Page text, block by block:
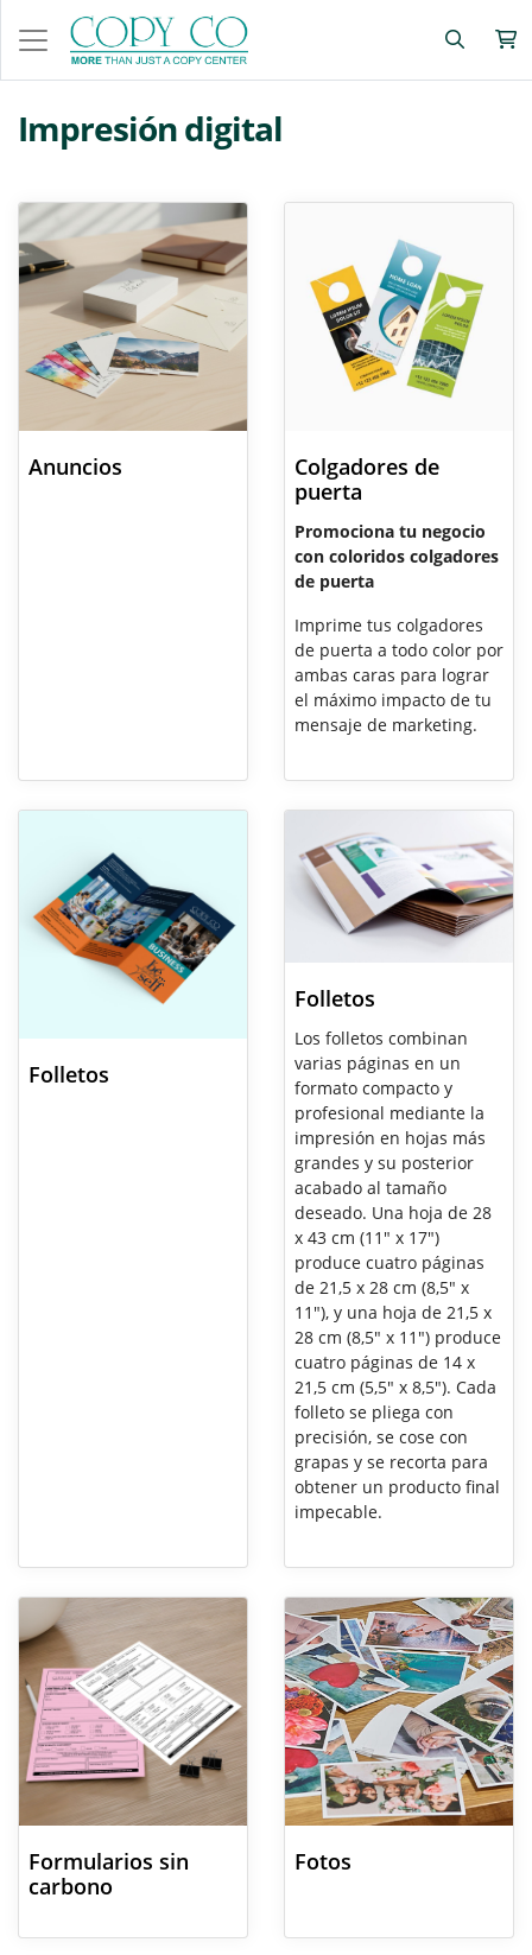
Impresión digital
Anuncios
Colgadores de
puerta
Promociona tu negocio
con coloridos colgadores
de puerta
Imprime tus colgadores
de puerta a todo color por
ambas caras para lograr
el máximo impacto de tu
mensaje de marketing.
Folletos
Folletos
Los folletos combinan
varias páginas en un
formato compacto y
profesional mediante la
impresión en hojas más
grandes y su posterior
acabado al tamaño
deseado. Una hoja de 28
x 43 cm (11" x 17")
produce cuatro páginas
de 21,5 x 28 cm (8,5" x
11"), y una hoja de 21,5 x
28 cm (8,5" x 11") produce
cuatro páginas de 14 x
21,5 cm (5,5" x 8,5"). Cada
folleto se pliega con
precisión, se cose con
grapas y se recorta para
obtener un producto final
impecable.
Formularios sin
carbono
Fotos